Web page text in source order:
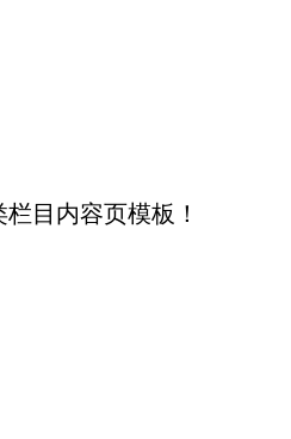
目内容页模板！